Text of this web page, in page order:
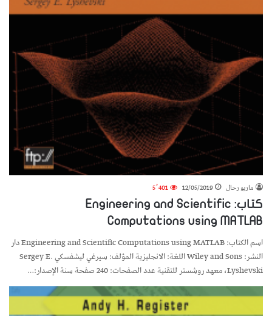
ماريو رحال 12/05/2019
5٬401
كتاب: Engineering and Scientific
Computations using MATLAB
اسم الكتاب: Engineering and Scientific Computations using MATLAB دار
النشر: Wiley and Sons اللغة: الانجليزية المؤلف: سيرغي ليشفسكي Sergey E.
Lyshevski، معهد روشستر للتقنية عدد الصفحات: 240 صفحة سنة الإصدار:…